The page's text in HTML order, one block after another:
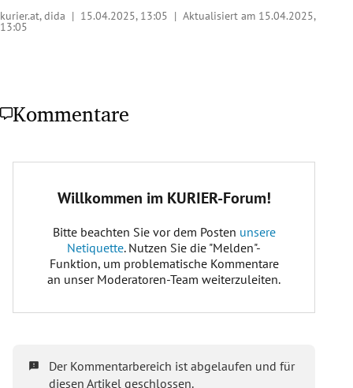
kurier.at, dida | 15.04.2025, 13:05 | Aktualisiert am 15.04.2025,
13:05
Kommentare